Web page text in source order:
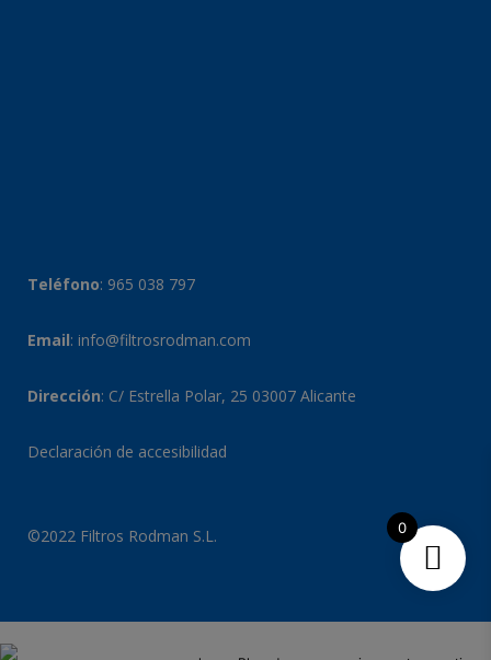
Teléfono: 965 038 797
Email: info@filtrosrodman.com
Dirección: C/ Estrella Polar, 25 03007 Alicante
Declaración de accesibilidad
©2022 Filtros Rodman S.L. 0